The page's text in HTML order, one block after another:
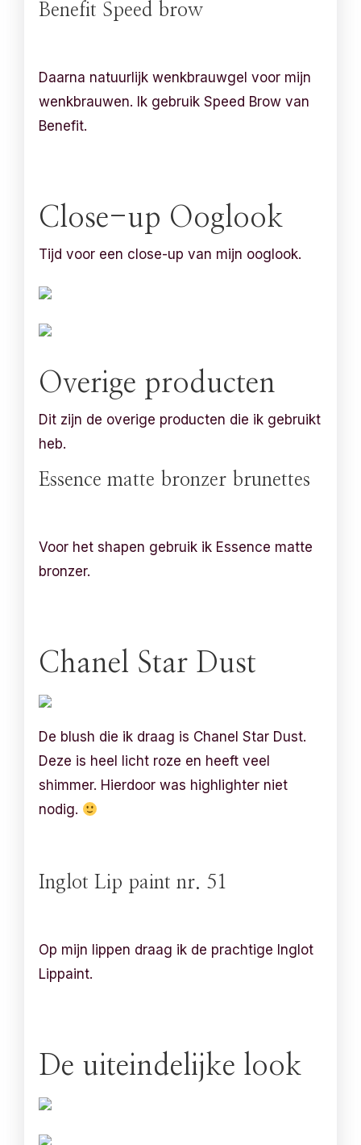
Benefit Speed brow
Daarna natuurlijk wenkbrauwgel voor mijn
wenkbrauwen. Ik gebruik Speed Brow van
Benefit.
Close-up Ooglook
Tijd voor een close-up van mijn ooglook.
Overige producten
Dit zijn de overige producten die ik gebruikt
heb.
Essence matte bronzer brunettes
Voor het shapen gebruik ik Essence matte
bronzer.
Chanel Star Dust
De blush die ik draag is Chanel Star Dust.
Deze is heel licht roze en heeft veel
shimmer. Hierdoor was highlighter niet
nodig.
Inglot Lip paint nr. 51
Op mijn lippen draag ik de prachtige Inglot
Lippaint.
De uiteindelijke look